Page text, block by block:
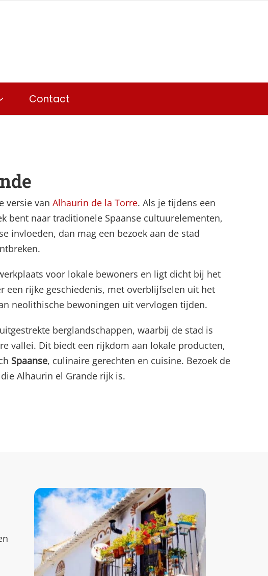
Contact
versie vanAlhaurin de la Torre. Als je tijdens een
bent naar traditionele Spaanse cultuurelementen,
invloeden, dan mag een bezoek aan de stad
voor lokale bewoners en ligt dicht bij het
een rijke geschiedenis, met overblijfselen uit het
neolithische bewoningen uit vervlogen tijden.
berglandschappen, waarbij de stad is
vallei. Dit biedt een rijkdom aan lokale producten,
Spaanse, culinaire gerechten en cuisine. Bezoek de
Alhaurin el Grande rijk is.